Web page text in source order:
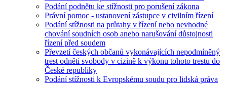
Podání podnětu ke stížnosti pro porušení zákona
Právní pomoc - ustanovení zástupce v civilním řízení
Podání stížnosti na průtahy v řízení nebo nevhodné
chování soudních osob anebo narušování důstojnosti
řízení před soudem
Převzetí českých občanů vykonávajících nepodmíněný
trest odnětí svobody v cizině k výkonu tohoto trestu do
České republiky
Podání stížnosti k Evropskému soudu pro lidská práva